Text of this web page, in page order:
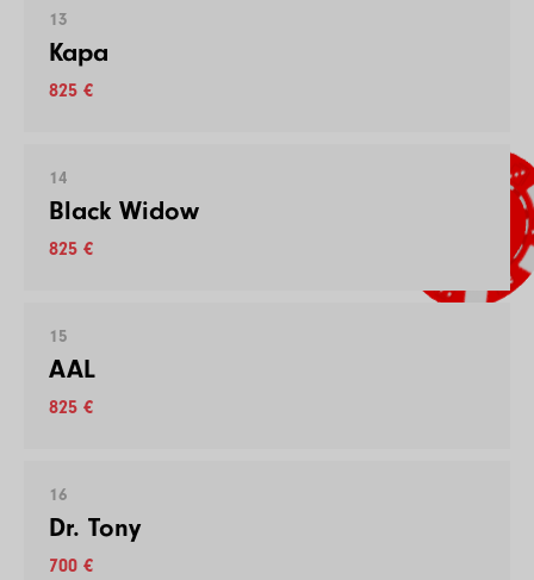
13
Kapa
825 €
14
Black Widow
825 €
15
AAL
825 €
16
Dr. Tony
700 €